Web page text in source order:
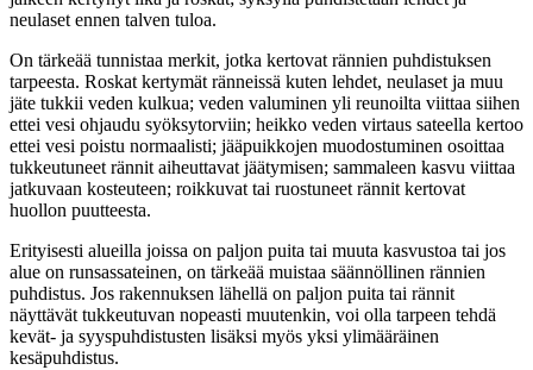
neulaset ennen talven tuloa.
On tärkeää tunnistaa merkit, jotka kertovat rännien puhdistuksen
tarpeesta. Roskat kertymät ränneissä kuten lehdet, neulaset ja muu
jäte tukkii veden kulkua; veden valuminen yli reunoilta viittaa siihen
ettei vesi ohjaudu syöksytorviin; heikko veden virtaus sateella kertoo
ettei vesi poistu normaalisti; jääpuikkojen muodostuminen osoittaa
tukkeutuneet rännit aiheuttavat jäätymisen; sammaleen kasvu viittaa
jatkuvaan kosteuteen; roikkuvat tai ruostuneet rännit kertovat
huollon puutteesta.
Erityisesti alueilla joissa on paljon puita tai muuta kasvustoa tai jos
alue on runsassateinen, on tärkeää muistaa säännöllinen rännien
puhdistus. Jos rakennuksen lähellä on paljon puita tai rännit
näyttävät tukkeutuvan nopeasti muutenkin, voi olla tarpeen tehdä
kevät- ja syyspuhdistusten lisäksi myös yksi ylimääräinen
kesäpuhdistus.